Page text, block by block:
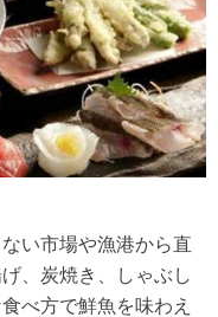
い市場や漁港から直
、炭焼き、しゃぶし
べ方で鮮魚を味わえ